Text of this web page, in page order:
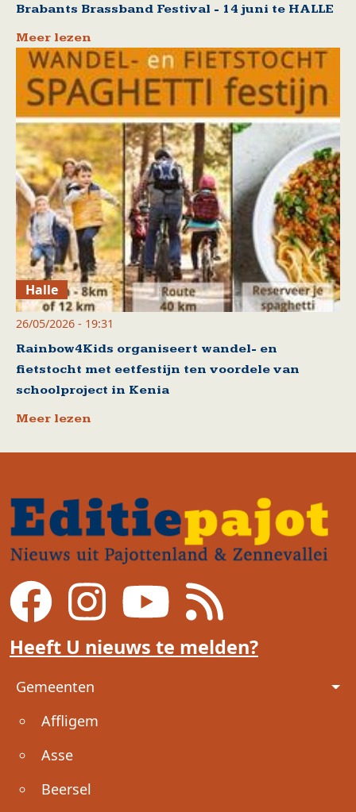
Brabants Brassband Festival - 14 juni te HALLE
Meer lezen
Halle
26/05/2026 - 19:31
Rainbow4Kids organiseert wandel- en
fietstocht met eetfestijn ten voordele van
schoolproject in Kenia
Meer lezen
Heeft U nieuws te melden?
Voet
Gemeenten
Affligem
Asse
Beersel